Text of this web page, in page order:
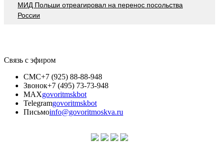
МИД Польши отреагировал на перенос посольства
России
Связь с эфиром
СМС+7 (925) 88-88-948
Звонок+7 (495) 73-73-948
MAXgovoritmskbot
Telegramgovoritmskbot
Письмоinfo@govoritmoskva.ru